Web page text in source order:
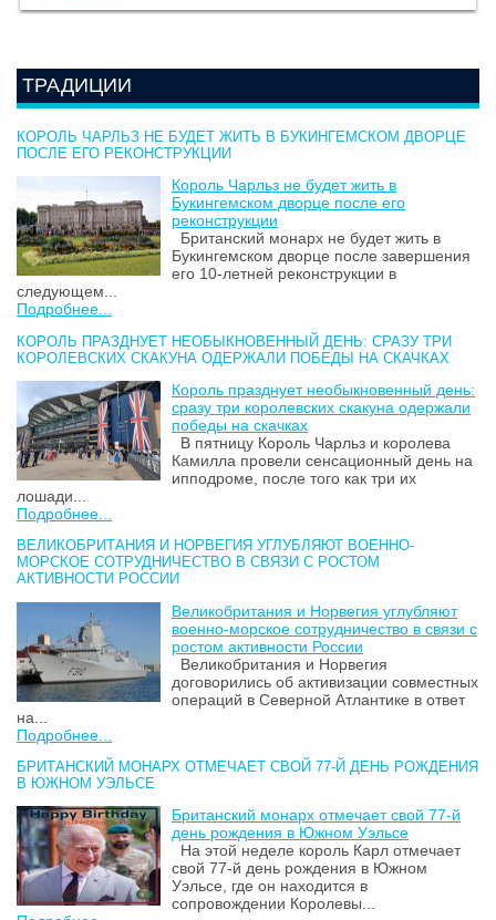
ТРАДИЦИИ
КОРОЛЬ ЧАРЛЬЗ НЕ БУДЕТ ЖИТЬ В БУКИНГЕМСКОМ ДВОРЦЕ
ПОСЛЕ ЕГО РЕКОНСТРУКЦИИ
Король Чарльз не будет жить в
Букингемском дворце после его
реконструкции
Британский монарх не будет жить в
Букингемском дворце после завершения
его 10-летней реконструкции в
следующем...
Подробнее...
КОРОЛЬ ПРАЗДНУЕТ НЕОБЫКНОВЕННЫЙ ДЕНЬ: СРАЗУ ТРИ
КОРОЛЕВСКИХ СКАКУНА ОДЕРЖАЛИ ПОБЕДЫ НА СКАЧКАХ
Король празднует необыкновенный день:
сразу три королевских скакуна одержали
победы на скачках
В пятницу Король Чарльз и королева
Камилла провели сенсационный день на
ипподроме, после того как три их
лошади...
Подробнее...
ВЕЛИКОБРИТАНИЯ И НОРВЕГИЯ УГЛУБЛЯЮТ ВОЕННО-
МОРСКОЕ СОТРУДНИЧЕСТВО В СВЯЗИ С РОСТОМ
АКТИВНОСТИ РОССИИ
Великобритания и Норвегия углубляют
военно-морское сотрудничество в связи с
ростом активности России
Великобритания и Норвегия
договорились об активизации совместных
операций в Северной Атлантике в ответ
на...
Подробнее...
БРИТАНСКИЙ МОНАРХ ОТМЕЧАЕТ СВОЙ 77-Й ДЕНЬ РОЖДЕНИЯ
В ЮЖНОМ УЭЛЬСЕ
Британский монарх отмечает свой 77-й
день рождения в Южном Уэльсе
На этой неделе король Карл отмечает
свой 77-й день рождения в Южном
Уэльсе, где он находится в
сопровождении Королевы...